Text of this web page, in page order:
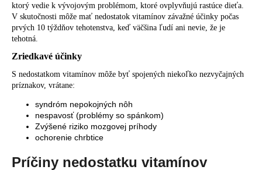
ktorý vedie k vývojovým problémom, ktoré ovplyvňujú rastúce dieťa.
V skutočnosti môže mať nedostatok vitamínov závažné účinky počas
prvých 10 týždňov tehotenstva, keď väčšina ľudí ani nevie, že je
tehotná.
Zriedkavé účinky
S nedostatkom vitamínov môže byť spojených niekoľko nezvyčajných
príznakov, vrátane:
syndróm nepokojných nôh
nespavosť (problémy so spánkom)
Zvýšené riziko mozgovej príhody
ochorenie chrbtice
Príčiny nedostatku vitamínov